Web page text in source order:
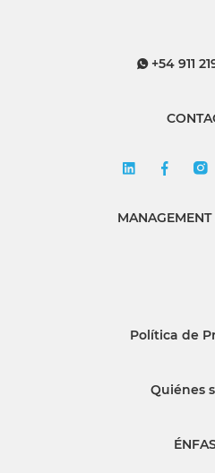
+54 911
MANAGEMENT
Política de
Quiénes